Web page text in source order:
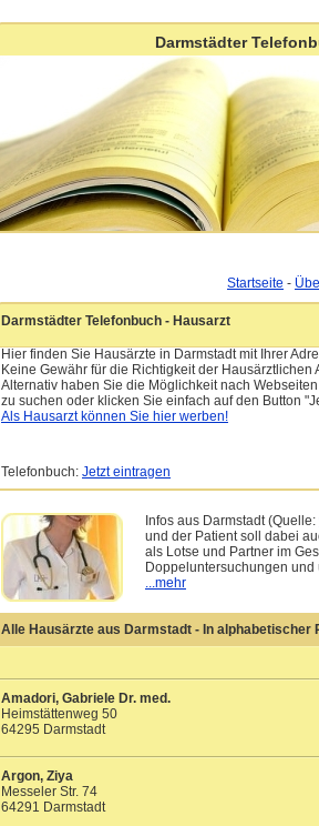
Darmstädter
Startseite -
Darmstädter Telefonbuch - Hausarzt
Hier finden Sie Hausärzte in Darmstadt mit Ihrer
Keine Gewähr für die Richtigkeit der
Alternativ haben Sie die Möglichkeit nach
zu suchen oder klicken Sie einfach auf den Button
Als Hausarzt können Sie hier werben!
Telefonbuch: Jetzt eintragen
Infos aus Darmstadt (Quelle:
und der Patient soll dabei
als Lotse und Partner im
Doppeluntersuchungen
...mehr
Alle Hausärzte aus Darmstadt - In alphabetischer
Amadori, Gabriele Dr. med.
Heimstättenweg 50
64295 Darmstadt
Argon, Ziya
Messeler Str. 74
64291 Darmstadt